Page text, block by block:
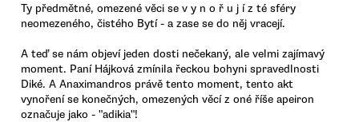
Ty předmětné, omezené věci se v y n o ř u j í z té sféry
neomezeného, čistého Bytí - a zase se do něj vracejí.
A teď se nám objeví jeden dosti nečekaný, ale velmi zajímavý
moment. Paní Hájková zmínila řeckou bohyni spravedlnosti
Diké. A Anaximandros právě tento moment, tento akt
vynoření se konečných, omezených věcí z oné říše apeiron
označuje jako - "adikia"!